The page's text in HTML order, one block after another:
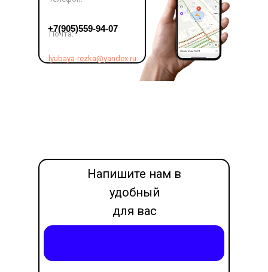
Напишите нам в
удобный
для вас
месседжер
+7(905)559-94-07
Почта:
lyubaya-rezka@yandex.ru